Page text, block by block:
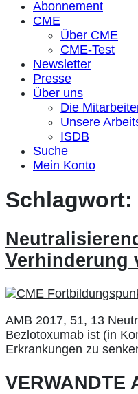
Abonnement
CME
Über CME
CME-Test
Newsletter
Presse
Über uns
Die
Unsere
ISDB
Suche
Mein Konto
Schlagwort:
Verhinderung
AMB 2017, 51, 13
Bezlotoxumab ist (in
Erkrankungen zu
VERWANDTE